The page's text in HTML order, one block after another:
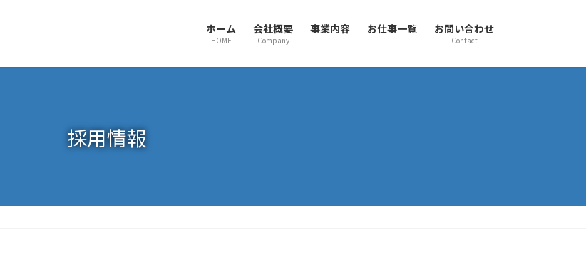
ホーム
HOME
会社概要
Company
事業内容 お仕事一覧 お問い合わせ
Contact
採用情報